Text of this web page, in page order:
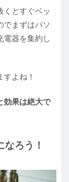
くとすぐベッ
でまずはパソ
電器を集約し
よね！
効果は絶大で
なろう！